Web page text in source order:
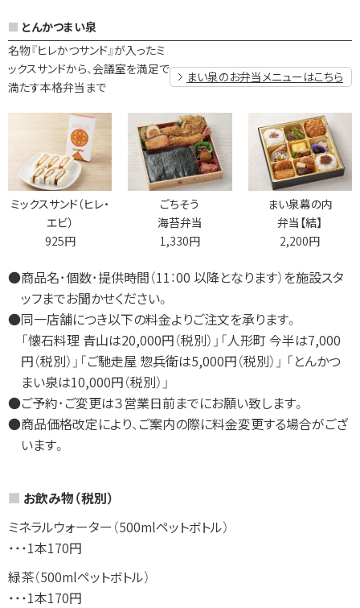
とんかつまい泉
名物『ヒレかつサンド』が入ったミ
ックスサンドから、会議室を満足で
満たす本格弁当まで
まい泉のお弁当メニューはこちら
ミックスサンド（ヒレ・
エビ）
925円
ごちそう
海苔弁当
1,330円
まい泉幕の内
弁当【結】
2,200円
●商品名･個数･提供時間（11：00 以降となります）を施設スタ
ッフまでお聞かせください。
●同一店舗につき以下の料金よりご注文を承ります。
「懐石料理 青山は20,000円（税別）」 「人形町 今半は7,000
円（税別）」 「ご馳走屋 惣兵衛は5,000円（税別）」 「とんかつ
まい泉は10,000円（税別）」
●ご予約･ご変更は３営業日前までにお願い致します。
●商品価格改定により、ご案内の際に料金変更する場合がござ
います。
お飲み物（税別）
ミネラルウォーター（500mlペットボトル）
・・・1本170円
緑茶（500mlペットボトル）
・・・1本170円